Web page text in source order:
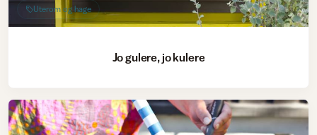
Uterom og hage
Jo gulere, jo kulere